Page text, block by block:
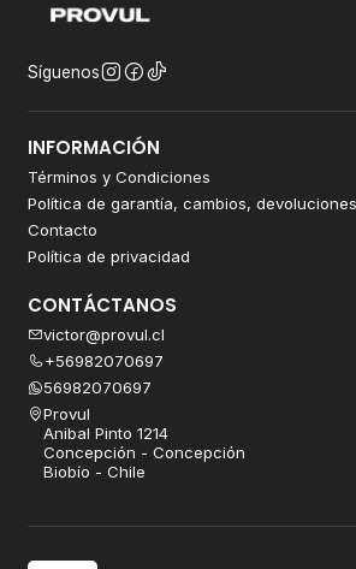
Síguenos
INFORMACIÓN
Términos y Condiciones
Política de garantía, cambios,
Contacto
Política de privacidad
CONTÁCTANOS
victor@provul.cl
+56982070697
56982070697
Provul
Anibal Pinto 1214
Concepción - Concepción
Biobío - Chile